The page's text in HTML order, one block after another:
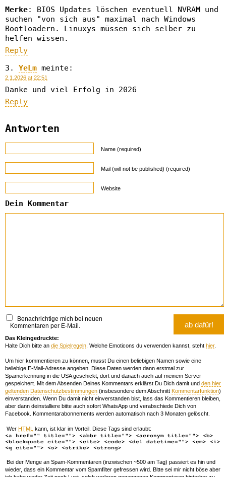
Merke: BIOS Updates löschen eventuell NVRAM und
suchen "von sich aus" maximal nach Windows
Bootloadern. Linuxys müssen sich selber zu
helfen wissen.
Reply
YeLm meinte:
2.1.2026 at 22:51
Danke und viel Erfolg in 2026
Reply
Antworten
Name (required)
Mail (will not be published) (required)
Website
Dein Kommentar
Benachrichtige mich bei neuen
Kommentaren per E-Mail.
Das Kleingedruckte:
Halte Dich bitte an die Spielregeln . Welche Emoticons du verwenden kannst, steht hier.
Um hier kommentieren zu können, musst Du einen beliebigen Namen sowie eine
beliebige E-Mail-Adresse angeben. Diese Daten werden dann erstmal zur
Spamerkennung in die USA geschickt, dort und danach auch auf meinem Server
gespeichert. Mit dem Absenden Deines Kommentars erklärst Du Dich damit und den hier
geltenden Datenschutzbestimmungen (insbesondere dem Abschnitt Kommentarfunktion)
einverstanden. Wenn Du damit nicht einverstanden bist, lass das Kommentieren bleiben,
aber dann deinstalliere bitte auch sofort WhatsApp und verabschiede Dich von
Facebook. Kommentarabonnements werden automatisch nach 3 Monaten gelöscht.
Wer HTML kann, ist klar im Vorteil. Diese Tags sind erlaubt:
<a href="" title=""> <abbr title=""> <acronym title=""> <b>
<blockquote cite=""> <cite> <code> <del datetime=""> <em> <i>
<q cite=""> <s> <strike> <strong>
Bei der Menge an Spam-Kommentaren (inzwischen ~500 am Tag) passiert es hin und
wieder, dass ein Kommentar vom Spamfilter gefressen wird. Bitte sei mir nicht böse aber